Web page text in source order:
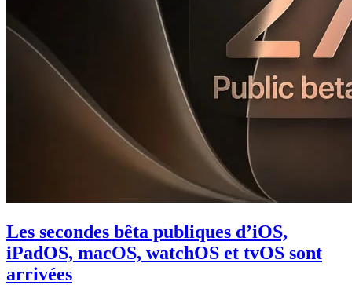
Les secondes bêta publiques d’iOS,
iPadOS, macOS, watchOS et tvOS sont
arrivées